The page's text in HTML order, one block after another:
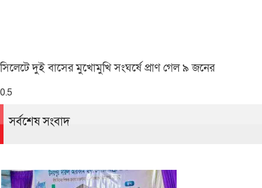
সিলেটে দুই বাসের মুখোমুখি সংঘর্ষে প্রাণ গেল ৯ জনের
সর্বশেষ সংবাদ